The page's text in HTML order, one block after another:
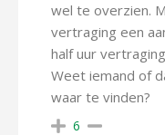
wel te overzien.
vertraging een
half uur
Weet iemand of
waar te vinden?
6